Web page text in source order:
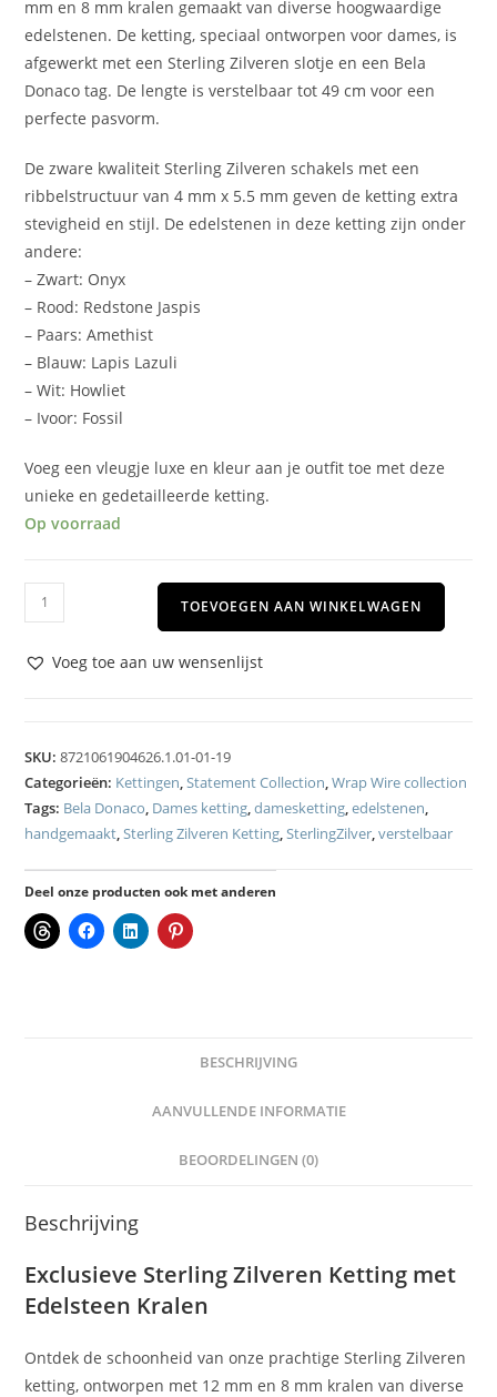
mm en 8 mm kralen gemaakt van diverse hoogwaardige
edelstenen. De ketting, speciaal ontworpen voor dames, is
afgewerkt met een Sterling Zilveren slotje en een Bela
Donaco tag. De lengte is verstelbaar tot 49 cm voor een
perfecte pasvorm.
De zware kwaliteit Sterling Zilveren schakels met een
ribbelstructuur van 4 mm x 5.5 mm geven de ketting extra
stevigheid en stijl. De edelstenen in deze ketting zijn onder
andere:
– Zwart: Onyx
– Rood: Redstone Jaspis
– Paars: Amethist
– Blauw: Lapis Lazuli
– Wit: Howliet
– Ivoor: Fossil
Voeg een vleugje luxe en kleur aan je outfit toe met deze
unieke en gedetailleerde ketting.
Op voorraad
TOEVOEGEN AAN WINKELWAGEN
Voeg toe aan uw wensenlijst
SKU:8721061904626.1.01-01-19
Categorieën: Kettingen,Statement Collection,Wrap Wire collection
Tags: Bela Donaco, Dames ketting,damesketting,edelstenen,
handgemaakt,Sterling Zilveren Ketting,SterlingZilver,verstelbaar
Deel onze producten ook met anderen
BESCHRIJVING
AANVULLENDE INFORMATIE
BEOORDELINGEN (0)
Beschrijving
Exclusieve Sterling Zilveren Ketting met
Edelsteen Kralen
Ontdek de schoonheid van onze prachtige Sterling Zilveren
ketting, ontworpen met 12 mm en 8 mm kralen van diverse